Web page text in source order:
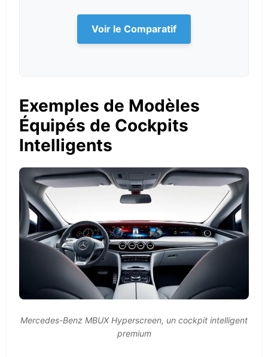
Voir le Comparatif
Exemples de Modèles
Équipés de Cockpits
Intelligents
Mercedes-Benz MBUX Hyperscreen, un cockpit intelligent
premium